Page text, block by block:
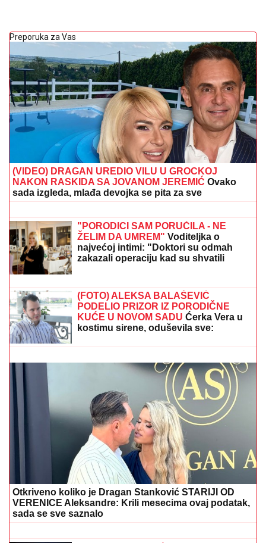
Preporuka za Vas
(VIDEO) DRAGAN UREDIO VILU U GROCKOJ
NAKON RASKIDA SA JOVANOM JEREMIĆ Ovako
sada izgleda, mlađa devojka se pita za sve
ŽIVETI DO 86. GODINE, NEŠTO SE
DESILO..."Suzana Jovanović otvorila
dušu o odlasku Saše Popovića i
otkrila da li se vraća na estradu: "Na
kraju nije imao ništa"
najvećoj intimi: "Doktori su odmah
zakazali operaciju kad su shvatili
stanje stvari", ovo je samo jednom
pričala
DRAMA NA ADI BOJANI!
Milica i Terza se SUOČILI NA
MORU: Posvađali se nasred plaže pred svima, evo
zbog čega je odmah nastao POTPUNI HAOS
(FOTO) ALEKSA BALAŠEVIĆ
PODELIO PRIZOR IZ PORODIČNE
KUĆE U NOVOM SADU
Ćerka Vera u
kostimu sirene, oduševila sve: